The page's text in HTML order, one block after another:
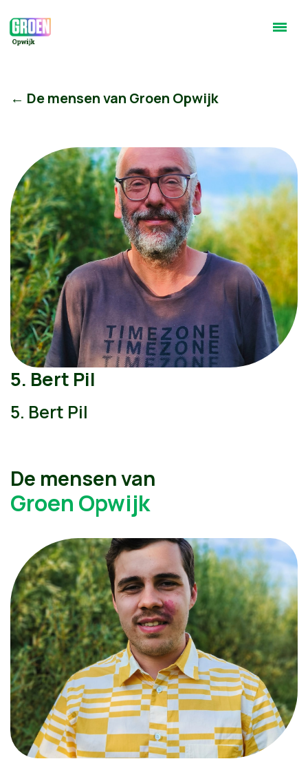
← De mensen van Groen Opwijk
5. Bert Pil
5. Bert Pil
De mensen van
Groen Opwijk